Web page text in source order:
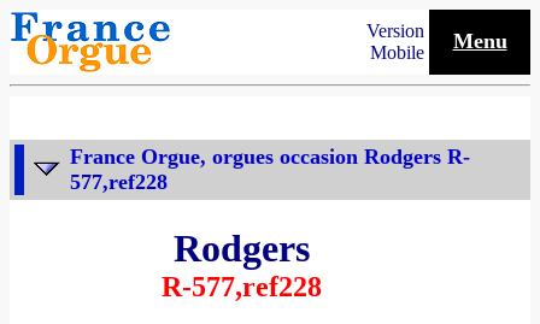
Version
Mobile
Menu
France Orgue, orgues occasion Rodgers R-
577,ref228
Rodgers
R-577,ref228